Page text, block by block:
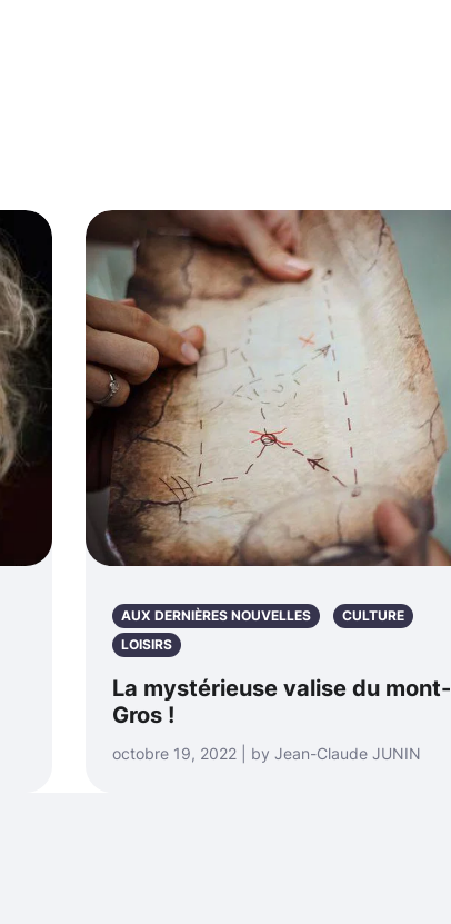
AUX DERNIÈRES NOUVELLES
CULTURE
LOISIRS
La mystérieuse valise du mont-
Gros !
octobre 19, 2022 | by Jean-Claude JUNIN